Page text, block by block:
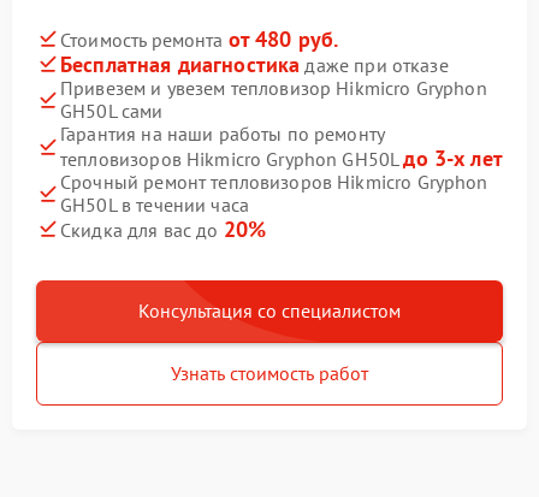
Стоимость ремонта от 480 руб.
Бесплатная диагностика даже при отказе
Привезем и увезем тепловизор Hikmicro Gryphon
GH50L сами
Гарантия на наши работы по ремонту
тепловизоров Hikmicro Gryphon GH50Lдо 3-х лет
Срочный ремонт тепловизоров Hikmicro Gryphon
GH50L в течении часа
Скидка для вас до 20%
Консультация со специалистом
Узнать стоимость работ